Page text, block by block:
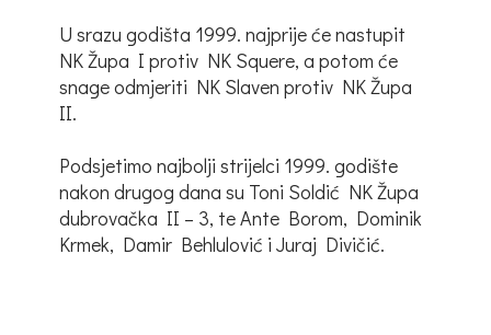
U srazu godišta 1999. najprije će nastupit
NK Župa I protiv NK Squere, a potom će
snage odmjeriti NK Slaven protiv NK Župa
II.
Podsjetimo najbolji strijelci 1999. godište
nakon drugog dana su Toni Soldić NK Župa
dubrovačka II – 3, te Ante Borom, Dominik
Krmek, Damir Behlulović i Juraj Divičić.